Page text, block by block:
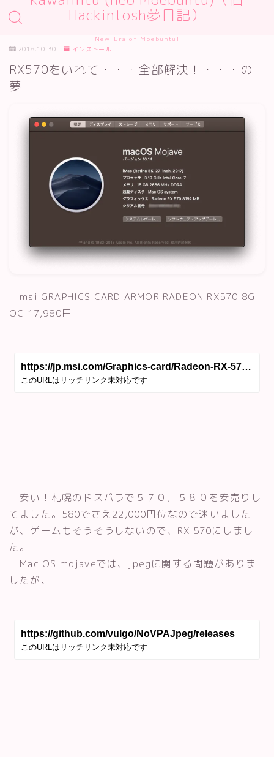
Hackintosh夢日記）
New Era of Moebuntu!
2018.10.30
インストール
RX570をいれて・・・全部解決！・・・の
夢
msi GRAPHICS CARD ARMOR RADEON RX570 8G
OC 17,980円
安い！札幌のドスパラで５７０，５８０を安売りし
てました。580でさえ22,000円位なので迷いました
が、ゲームもそうそうしないので、RX 570にしまし
た。
Mac OS mojaveでは、jpegに関する問題がありま
したが、